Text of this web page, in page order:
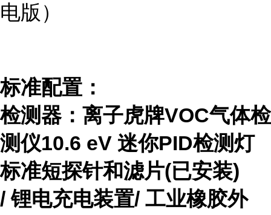
电版）
标准配置：
检测器：离子虎牌VOC气体检
测仪10.6 eV 迷你PID检测灯
标准短探针和滤片(已安装)
/ 锂电充电装置/ 工业橡胶外